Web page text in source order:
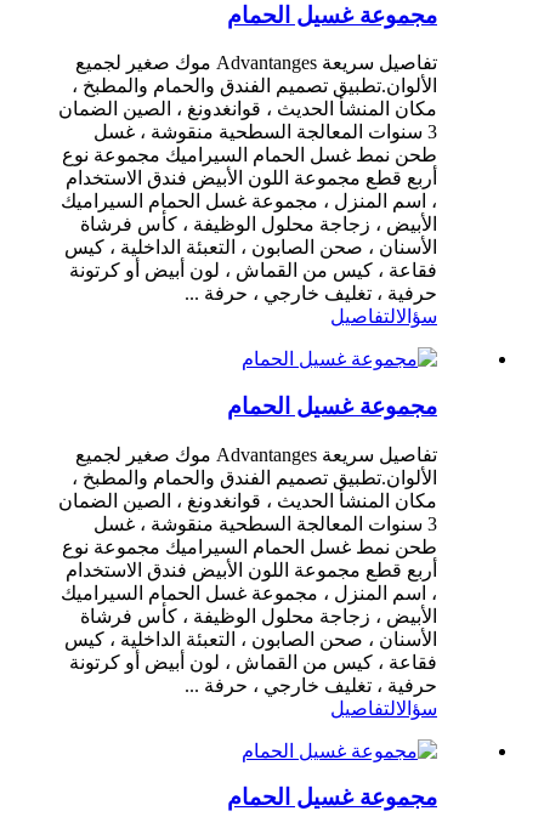
مجموعة غسيل الحمام
تفاصيل سريعة Advantanges موك صغير لجميع
الألوان.تطبيق تصميم الفندق والحمام والمطبخ ،
مكان المنشأ الحديث ، قوانغدونغ ، الصين الضمان
3 سنوات المعالجة السطحية منقوشة ، غسل
طحن نمط غسل الحمام السيراميك مجموعة نوع
أربع قطع مجموعة اللون الأبيض فندق الاستخدام
، اسم المنزل ، مجموعة غسل الحمام السيراميك
الأبيض ، زجاجة محلول الوظيفة ، كأس فرشاة
الأسنان ، صحن الصابون ، التعبئة الداخلية ، كيس
فقاعة ، كيس من القماش ، لون أبيض أو كرتونة
حرفية ، تغليف خارجي ، حرفة ...
سؤالالتفاصيل
مجموعة غسيل الحمام
تفاصيل سريعة Advantanges موك صغير لجميع
الألوان.تطبيق تصميم الفندق والحمام والمطبخ ،
مكان المنشأ الحديث ، قوانغدونغ ، الصين الضمان
3 سنوات المعالجة السطحية منقوشة ، غسل
طحن نمط غسل الحمام السيراميك مجموعة نوع
أربع قطع مجموعة اللون الأبيض فندق الاستخدام
، اسم المنزل ، مجموعة غسل الحمام السيراميك
الأبيض ، زجاجة محلول الوظيفة ، كأس فرشاة
الأسنان ، صحن الصابون ، التعبئة الداخلية ، كيس
فقاعة ، كيس من القماش ، لون أبيض أو كرتونة
حرفية ، تغليف خارجي ، حرفة ...
سؤالالتفاصيل
مجموعة غسيل الحمام